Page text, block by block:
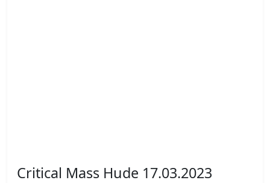
Critical Mass Hude 17.03.2023